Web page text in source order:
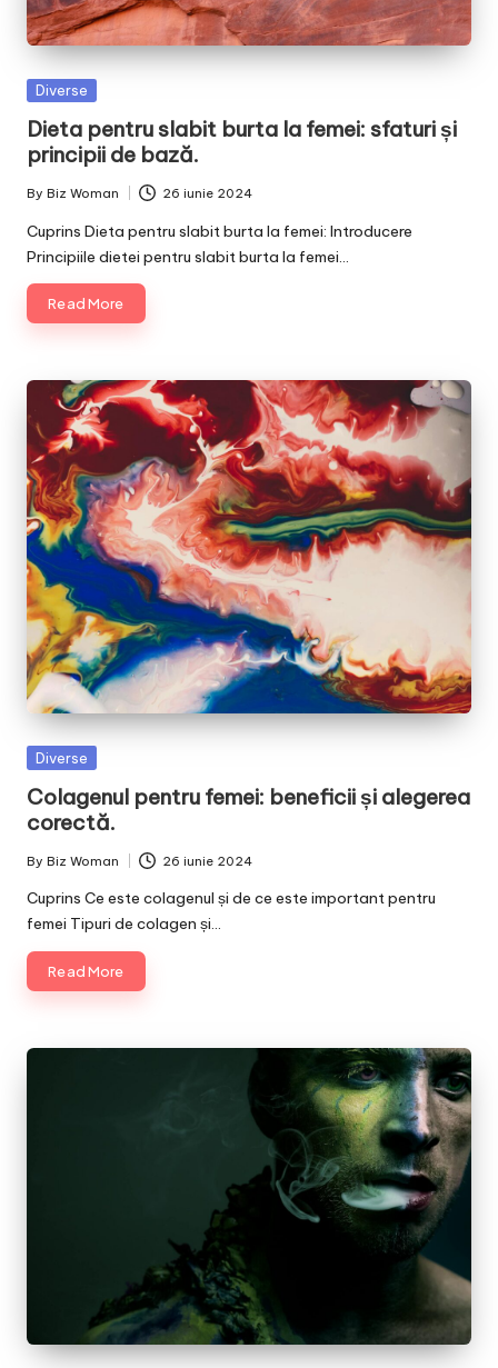
Posted
Diverse
Dieta pentru slabit burta la femei: sfaturi și
principii de bază.
Posted
by
By Biz Woman 26 iunie 2024
Cuprins Dieta pentru slabit burta la femei: Introducere
Principiile dietei pentru slabit burta la femei…
Read More
Posted
Diverse
Colagenul pentru femei: beneficii și alegerea
corectă.
Posted
by
By Biz Woman 26 iunie 2024
Cuprins Ce este colagenul și de ce este important pentru
femei Tipuri de colagen și…
Read More